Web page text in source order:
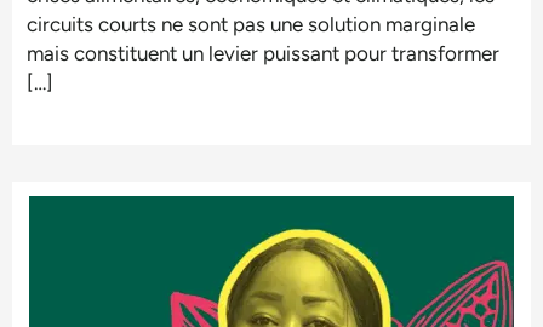
circuits courts ne sont pas une solution marginale
mais constituent un levier puissant pour transformer
[…]